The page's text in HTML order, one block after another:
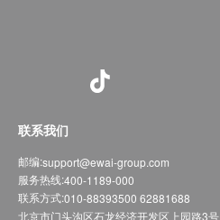
联系我们
邮编:support@ewai-group.com
服务热线:400-1189-000
联系方式:010-88393500 62881688
北京市门头沟区石龙经济开发区上园路3号